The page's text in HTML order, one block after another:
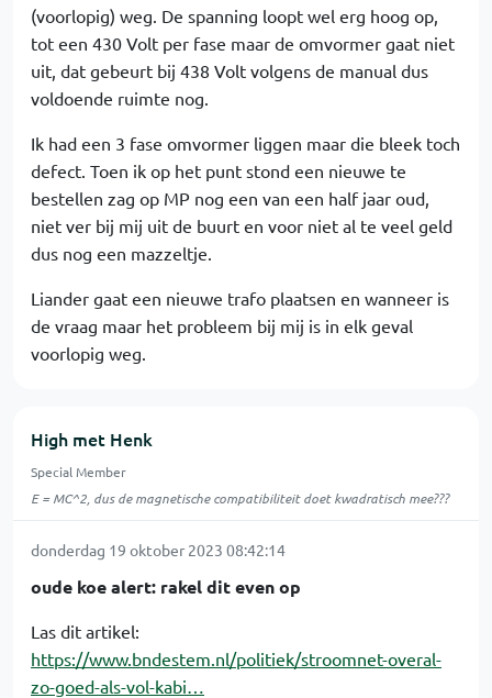
(voorlopig) weg. De spanning loopt wel erg hoog op,
tot een 430 Volt per fase maar de omvormer gaat niet
uit, dat gebeurt bij 438 Volt volgens de manual dus
voldoende ruimte nog.
Ik had een 3 fase omvormer liggen maar die bleek toch
defect. Toen ik op het punt stond een nieuwe te
bestellen zag op MP nog een van een half jaar oud,
niet ver bij mij uit de buurt en voor niet al te veel geld
dus nog een mazzeltje.
Liander gaat een nieuwe trafo plaatsen en wanneer is
de vraag maar het probleem bij mij is in elk geval
voorlopig weg.
High met Henk
Special Member
E = MC^2, dus de magnetische compatibiliteit doet kwadratisch mee???
donderdag 19 oktober 2023 08:42:14
oude koe alert: rakel dit even op
Las dit artikel:
https://www.bndestem.nl/politiek/stroomnet-overal-
zo-goed-als-vol-kabi…